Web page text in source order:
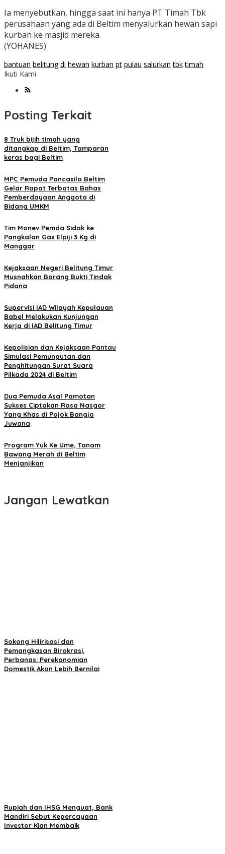
Ia menyebutkan, hingga saat ini hanya PT Timah Tbk
perusahaan yang ada di Beltim menyalurkan hewan sapi
kurban ke masjid mereka.
(YOHANES)
bantuan belitung di hewan kurban pt pulau salurkan tbk timah
Ikuti Kami
Posting Terkait
8 Truk bijih timah yang
ditangkap di Beltim, Tamparan
keras bagi Beltim
MPC Pemuda Pancasila Beltim
Gelar Rapat Terbatas Bahas
Pemberdayaan Anggota di
Bidang UMKM
Tim Monev Pemda Sidak ke
Pangkalan Gas Elpiji 3 Kg di
Manggar
Kejaksaan Negeri Belitung Timur
Musnahkan Barang Bukti Tindak
Pidana
Supervisi IAD Wilayah Kepulauan
Babel Melakukan Kunjungan
Kerja di IAD Belitung Timur
Kepolisian dan Kejaksaan Pantau
Simulasi Pemungutan dan
Penghitungan Surat Suara
Pilkada 2024 di Beltim
Dua Pemuda Asal Pamotan
Sukses Ciptakan Rasa Nasgor
Yang Khas di Pojok Bangjo
Juwana
Program Yuk Ke Ume, Tanam
Bawang Merah di Beltim
Menjanjikan
Jangan Lewatkan
Sokong Hilirisasi dan
Pemangkasan Birokrasi,
Perbanas: Perekonomian
Domestik Akan Lebih Bernilai
Rupiah dan IHSG Menguat, Bank
Mandiri Sebut Kepercayaan
Investor Kian Membaik